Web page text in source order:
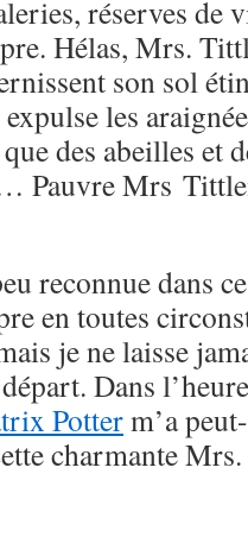
réserves de
Hélas, Mrs.
son sol
les
des abeilles et
Pauvre Mrs
reconnue dans
en toutes
je ne laisse
Dans
Potterm’a
charmante